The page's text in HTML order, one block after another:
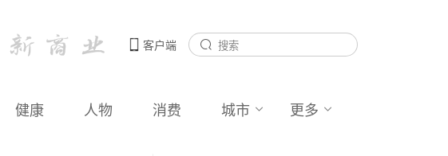
客户端
健康 人物 消费 城市 更多